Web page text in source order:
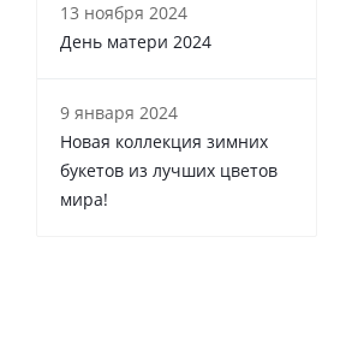
13 ноября 2024
День матери 2024
9 января 2024
Новая коллекция зимних
букетов из лучших цветов
мира!